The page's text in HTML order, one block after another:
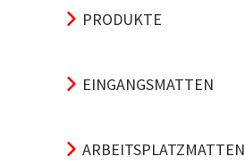
PRODUKTE
EINGANGSMATTEN
ARBEITSPLATZMATTEN